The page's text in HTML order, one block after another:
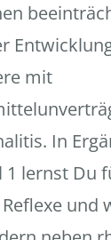
mit
In
1 lernst Du
und